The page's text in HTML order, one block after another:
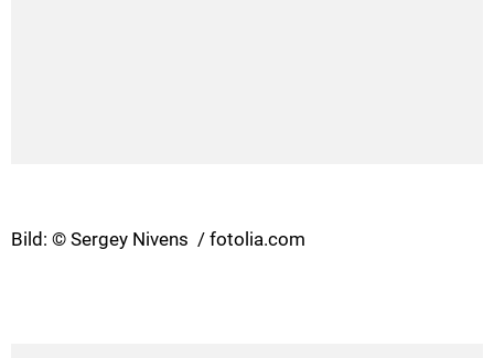
Bild: © Sergey Nivens / fotolia.com